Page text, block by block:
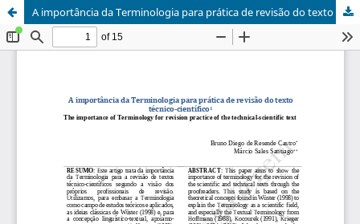
A importância da Terminologia para prática de revisão do texto técnico-científico